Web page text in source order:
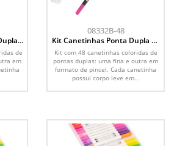
de
em
08332B-48
Kit Canetinhas Ponta Dupla 48
Cores
Kit com 48 canetinhas coloridas de
pontas duplas: uma fina e outra em
formato de pincel. Cada canetinha
possui corpo leve em...